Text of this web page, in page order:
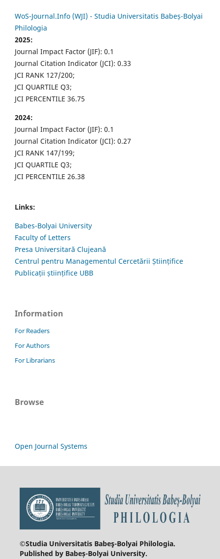
WoS-Journal.Info (WJI) - Studia Universitatis Babeș-Bolyai
Philologia
2025:
Journal Impact Factor (JIF): 0.1
Journal Citation Indicator (JCI): 0.33
JCI RANK 127/200;
JCI QUARTILE Q3;
JCI PERCENTILE 36.75
2024:
Journal Impact Factor (JIF): 0.1
Journal Citation Indicator (JCI): 0.27
JCI RANK 147/199;
JCI QUARTILE Q3;
JCI PERCENTILE 26.38
Links:
Babes-Bolyai University
Faculty of Letters
Presa Universitară Clujeană
Centrul pentru Managementul Cercetării Științifice
Publicații științifice UBB
Information
For Readers
For Authors
For Librarians
Browse
Open Journal Systems
©Studia Universitatis Babeş-Bolyai Philologia.
Published by Babeș-Bolyai University.